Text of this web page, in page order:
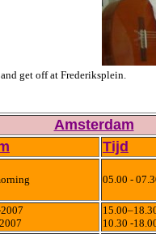
get off at Frederiksplein.
Amsterdam
Tijd
05.00 -
10.30 -